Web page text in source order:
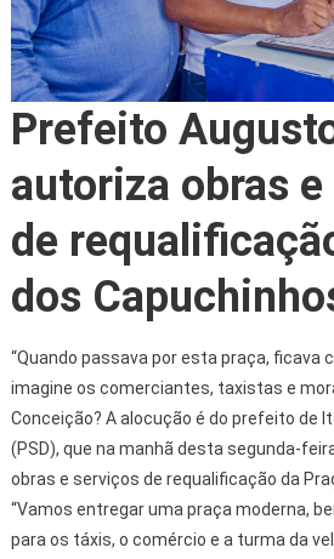
Prefeito
autoriza obras
de
dos
“Quando passava por esta praça, ficava
imagine os comerciantes, taxistas e
Conceição? A alocução é do prefeito de
(PSD), que na manhã desta segunda-
obras e serviços de requalificação da
“Vamos entregar uma praça moderna,
para os táxis, o comércio e a turma da